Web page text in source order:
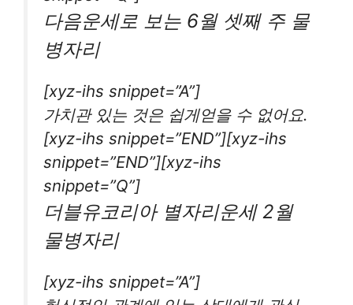
다음운세로 보는 6월 셋째 주 물
병자리
[xyz-ihs snippet=”A”]
가치관 있는 것은 쉽게얻을 수 없어요.
[xyz-ihs snippet=”END”][xyz-ihs
snippet=”END”][xyz-ihs
snippet=”Q”]
더블유코리아 별자리운세 2월
물병자리
[xyz-ihs snippet=”A”]